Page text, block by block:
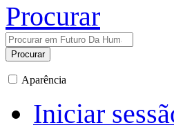
Procurar
Procurar
Aparência
Iniciar